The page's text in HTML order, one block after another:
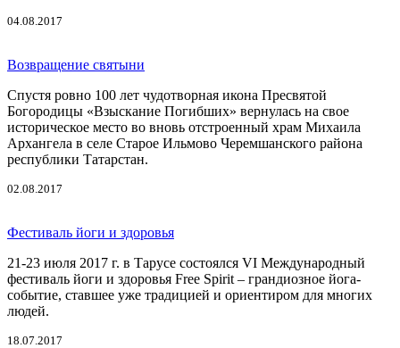
04.08.2017
Возвращение святыни
Спустя ровно 100 лет чудотворная икона Пресвятой
Богородицы «Взыскание Погибших» вернулась на свое
историческое место во вновь отстроенный храм Михаила
Архангела в селе Старое Ильмово Черемшанского района
республики Татарстан.
02.08.2017
Фестиваль йоги и здоровья
21-23 июля 2017 г. в Тарусе состоялся VI Международный
фестиваль йоги и здоровья Free Spirit – грандиозное йога-
событие, ставшее уже традицией и ориентиром для многих
людей.
18.07.2017